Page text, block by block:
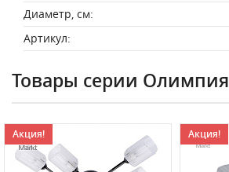
Диаметр, см:
Артикул:
Товары серии Олимпия
Акция! Акция!